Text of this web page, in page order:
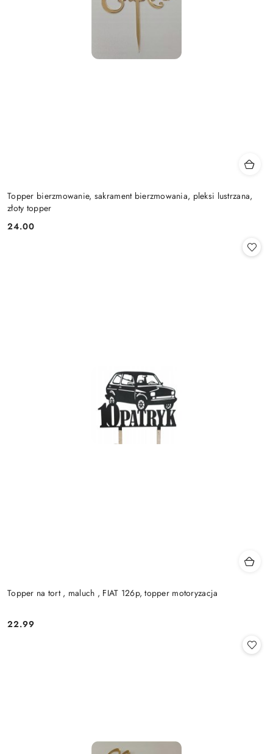
Topper bierzmowanie, sakrament bierzmowania, pleksi lustrzana,
złoty topper
Cena:
24.00
Topper na tort , maluch , FIAT 126p, topper motoryzacja
Cena:
22.99